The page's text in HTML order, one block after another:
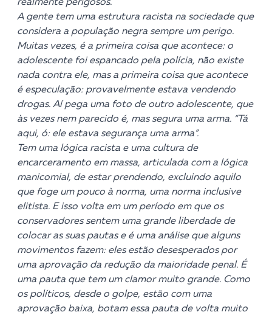
realmente perigosos.
A gente tem uma estrutura racista na sociedade que
considera a população negra sempre um perigo.
Muitas vezes, é a primeira coisa que acontece: o
adolescente foi espancado pela polícia, não existe
nada contra ele, mas a primeira coisa que acontece
é especulação: provavelmente estava vendendo
drogas. Aí pega uma foto de outro adolescente, que
às vezes nem parecido é, mas segura uma arma. “Tá
aqui, ó: ele estava segurança uma arma”.
Tem uma lógica racista e uma cultura de
encarceramento em massa, articulada com a lógica
manicomial, de estar prendendo, excluindo aquilo
que foge um pouco à norma, uma norma inclusive
elitista. E isso volta em um período em que os
conservadores sentem uma grande liberdade de
colocar as suas pautas e é uma análise que alguns
movimentos fazem: eles estão desesperados por
uma aprovação da redução da maioridade penal. É
uma pauta que tem um clamor muito grande. Como
os políticos, desde o golpe, estão com uma
aprovação baixa, botam essa pauta de volta muito